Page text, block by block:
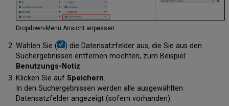
Dropdown-Menü Ansicht anpassen
Wählen Sie (
) die Datensatzfelder aus, die Sie aus den
Suchergebnissen entfernen möchten, zum Beispiel:
Benutzungs-Notiz.
Klicken Sie auf Speichern.
In den Suchergebnissen werden alle ausgewählten
Datensatzfelder angezeigt (sofern vorhanden).